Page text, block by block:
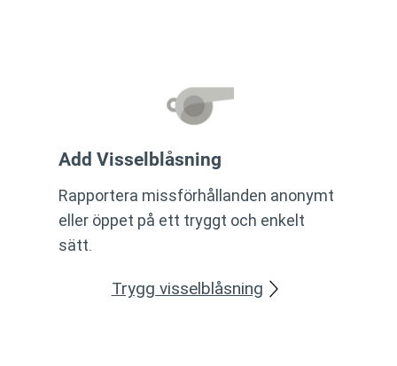
Add Visselblåsning
Rapportera missförhållanden anonymt
eller öppet på ett tryggt och enkelt
sätt.
Trygg visselblåsning